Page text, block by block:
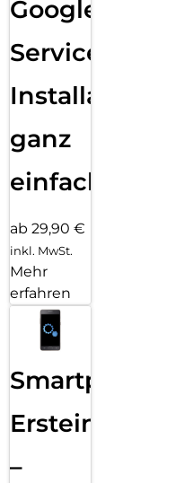
Google
Services
Installation
ganz
einfach
ab 29,90 €
inkl. MwSt.
Mehr
erfahren
Smartphone
Ersteinrichtung
–